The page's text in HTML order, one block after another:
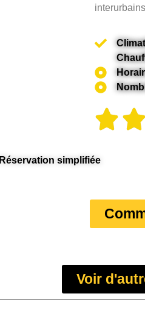
Réservation simplifiée
Voir